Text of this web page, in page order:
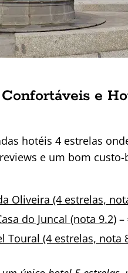
e
hotéis 4 estrelas
e um bom
Oliveira (4 estrelas,
do Juncal (nota 9.2) –
Toural (4 estrelas, nota